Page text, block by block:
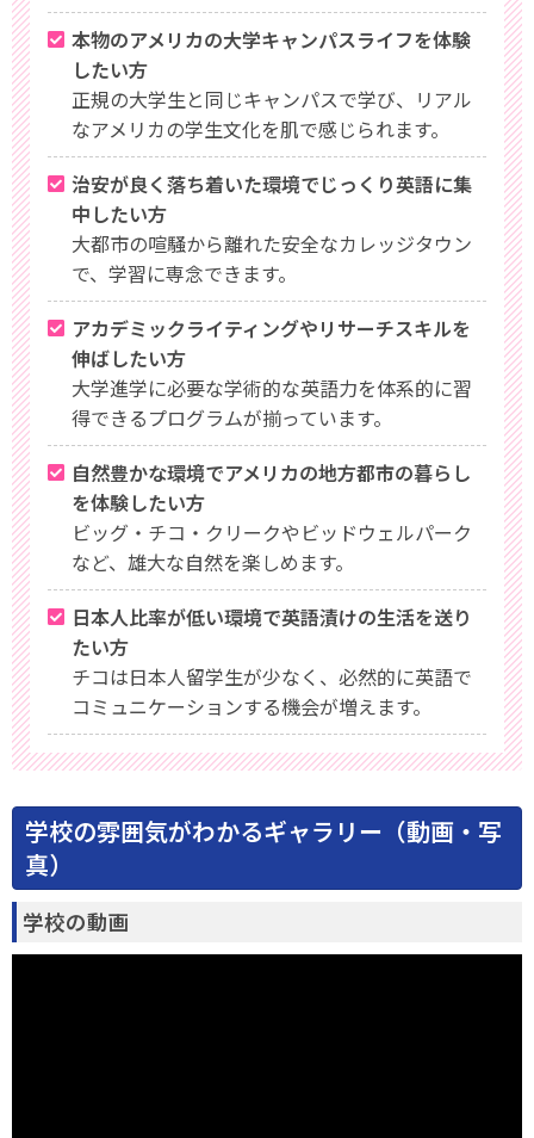
本物のアメリカの大学キャンパスライフを体験
したい方
正規の大学生と同じキャンパスで学び、リアル
なアメリカの学生文化を肌で感じられます。
治安が良く落ち着いた環境でじっくり英語に集
中したい方
大都市の喧騒から離れた安全なカレッジタウン
で、学習に専念できます。
アカデミックライティングやリサーチスキルを
伸ばしたい方
大学進学に必要な学術的な英語力を体系的に習
得できるプログラムが揃っています。
自然豊かな環境でアメリカの地方都市の暮らし
を体験したい方
ビッグ・チコ・クリークやビッドウェルパーク
など、雄大な自然を楽しめます。
日本人比率が低い環境で英語漬けの生活を送り
たい方
チコは日本人留学生が少なく、必然的に英語で
コミュニケーションする機会が増えます。
学校の雰囲気がわかるギャラリー（動画・写
真）
学校の動画